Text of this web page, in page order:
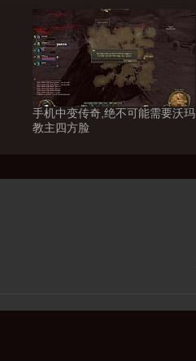
手机中变传奇,绝不可能需要沃玛
教主四方脸